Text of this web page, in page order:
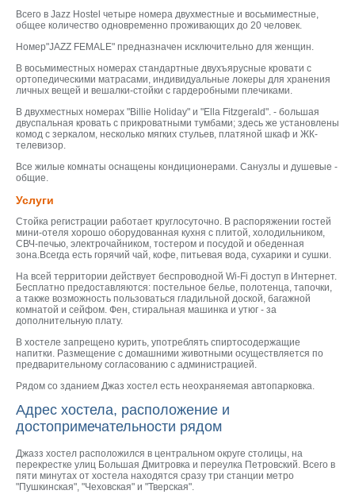
Всего в Jazz Hostel четыре номера двухместные и восьмиместные,
общее количество одновременно проживающих до 20 человек.
Номер"JAZZ FEMALE" предназначен исключительно для женщин.
В восьмиместных номерах стандартные двухъярусные кровати с
ортопедическими матрасами, индивидуальные локеры для хранения
личных вещей и вешалки-стойки с гардеробными плечиками.
В двухместных номерах "Billie Holiday" и "Ella Fitzgerald". - большая
двуспальная кровать с прикроватными тумбами; здесь же установлены
комод с зеркалом, несколько мягких стульев, платяной шкаф и ЖК-
телевизор.
Все жилые комнаты оснащены кондиционерами. Санузлы и душевые -
общие.
Услуги
Стойка регистрации работает круглосуточно. В распоряжении гостей
мини-отеля хорошо оборудованная кухня с плитой, холодильником,
СВЧ-печью, электрочайником, тостером и посудой и обеденная
зона.Всегда есть горячий чай, кофе, питьевая вода, сухарики и сушки.
На всей территории действует беспроводной Wi-Fi доступ в Интернет.
Бесплатно предоставляются: постельное белье, полотенца, тапочки,
а также возможность пользоваться гладильной доской, багажной
комнатой и сейфом. Фен, стиральная машинка и утюг - за
дополнительную плату.
В хостеле запрещено курить, употреблять спиртосодержащие
напитки. Размещение с домашними животными осуществляется по
предварительному согласованию с администрацией.
Рядом со зданием Джаз хостел есть неохраняемая автопарковка.
Адрес хостела, расположение и
достопримечательности рядом
Джазз хостел расположился в центральном округе столицы, на
перекрестке улиц Большая Дмитровка и переулка Петровский. Всего в
пяти минутах от хостела находятся сразу три станции метро
"Пушкинская", "Чеховская" и "Тверская".